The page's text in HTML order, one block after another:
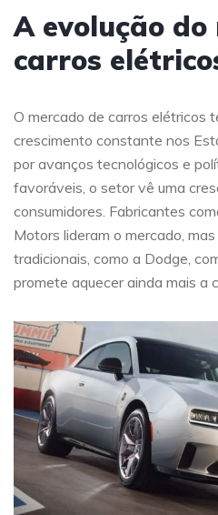
A evolução do
carros
O mercado de carros elétricos
crescimento constante nos
por avanços tecnológicos e
favoráveis, o setor vê uma
consumidores. Fabricantes
Motors lideram o mercado,
tradicionais, como a Dodge,
promete aquecer ainda mais a